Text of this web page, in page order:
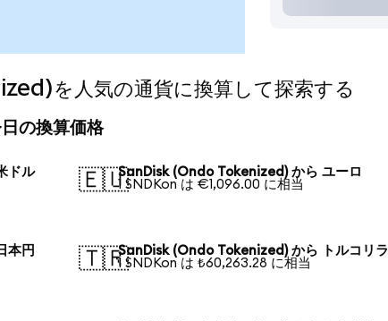
を人気の通貨に換算して探索する
の換算価格
ドル
🇪🇺SanDisk (Ondo Tokenized) から ユーロ
1 SNDKon は €1,096.00 に相当
本円
🇹🇷SanDisk (Ondo Tokenized) から トルコリラ
1 SNDKon は ₺60,263.28 に相当